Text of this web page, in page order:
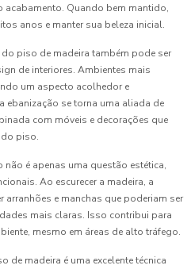
Quando bem mantido,
anos e manter sua beleza inicial.
piso de madeira também pode ser
de interiores. Ambientes mais
um aspecto acolhedor e
se torna uma aliada de
com móveis e decorações que
piso.
é apenas uma questão estética,
Ao escurecer a madeira, a
arranhões e manchas que poderiam ser
mais claras. Isso contribui para
mesmo em áreas de alto tráfego.
de madeira é uma excelente técnica